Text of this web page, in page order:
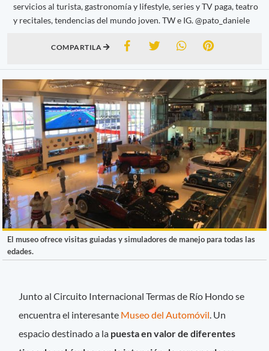
servicios al turista, gastronomía y lifestyle, series y TV paga, teatro
y recitales, tendencias del mundo joven. TW e IG. @pato_daniele
COMPARTILA
El museo ofrece visitas guiadas y simuladores de manejo para todas las
edades.
Junto al Circuito Internacional Termas de Río Hondo se
encuentra el interesante Museo del Automóvil . Un
espacio destinado a la puesta en valor de diferentes